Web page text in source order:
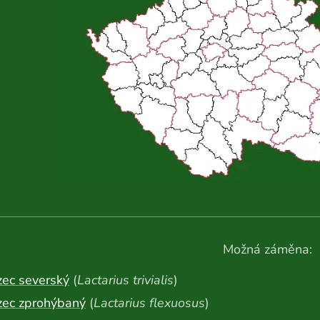
Možná záměna:
severský (Lactarius trivialis)
zprohýbaný (Lactarius flexuosus)